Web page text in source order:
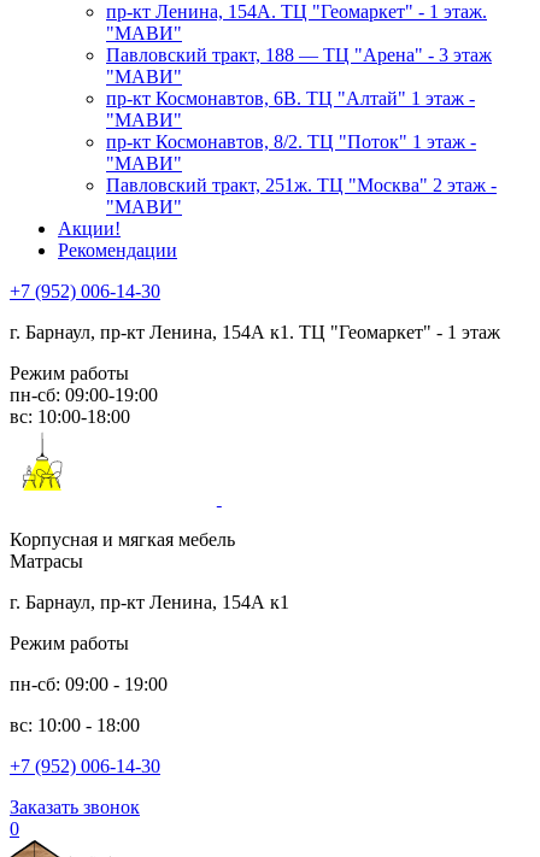
пр-кт Ленина, 154А. ТЦ "Геомаркет" - 1 этаж.
"МАВИ"
​Павловский тракт, 188 — ТЦ "Арена" - 3 этаж
"МАВИ"
пр-кт Космонавтов, 6В. ТЦ "Алтай" 1 этаж -
"МАВИ"
пр-кт Космонавтов, 8/2. ТЦ "Поток" 1 этаж -
"МАВИ"
Павловский тракт, 251ж. ТЦ "Москва" 2 этаж -
"МАВИ"
Акции!
Рекомендации
+7 (952) 006-14-30
г. Барнаул, пр-кт Ленина, 154А к1. ТЦ "Геомаркет" - 1 этаж
Режим работы
пн-сб: 09:00-19:00
вс: 10:00-18:00
Корпусная и мягкая мебель
Матрасы
г. Барнаул, пр-кт Ленина, 154А к1
Режим работы
пн-сб: 09:00 - 19:00
вс: 10:00 - 18:00
+7 (952) 006-14-30
Заказать звонок
0